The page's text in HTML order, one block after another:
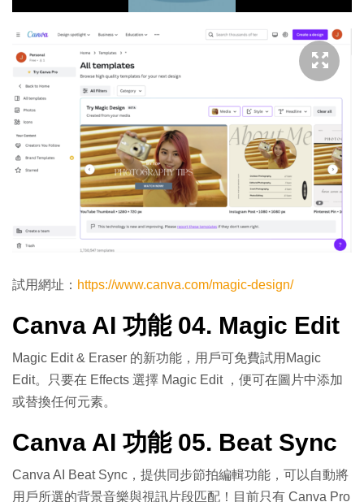
影
試用網址： https://www.canva.com/magic-design/
Canva AI 功能 04. Magic Edit
Magic Edit & Eraser 的新功能，用戶可免費試用Magic
Edit。只要在 Effects 選擇 Magic Edit ，便可在圖片中添加
或替換任何元素。
Canva AI 功能 05. Beat Sync
Canva AI Beat Sync，提供同步節拍編輯功能，可以自動將
用戶所選的背景音樂與視訊片段匹配！目前只有 Canva Pro